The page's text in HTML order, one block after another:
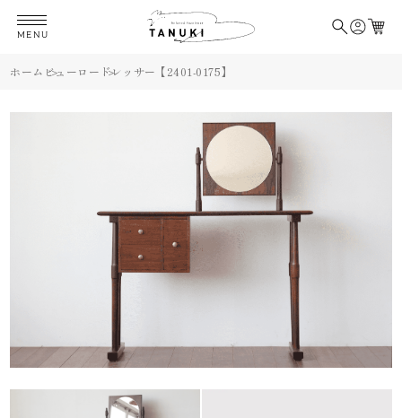
MENU
ホーム ビューロー ドレッサー【2401-0175】